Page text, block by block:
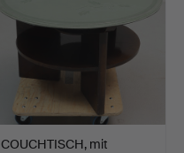
COUCHTISCH, mit